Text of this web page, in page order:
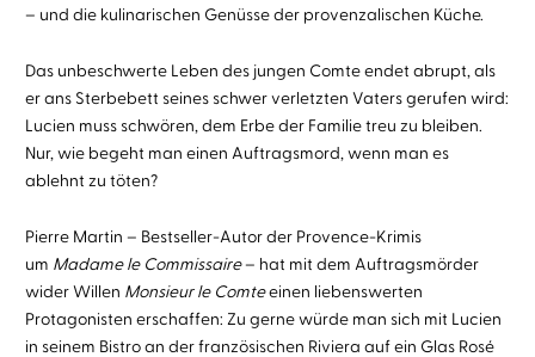
– und die kulinarischen Genüsse der provenzalischen Küche.
Das unbeschwerte Leben des jungen Comte endet abrupt, als
er ans Sterbebett seines schwer verletzten Vaters gerufen wird:
Lucien muss schwören, dem Erbe der Familie treu zu bleiben.
Nur, wie begeht man einen Auftragsmord, wenn man es
ablehnt zu töten?
Pierre Martin – Bestseller-Autor der Provence-Krimis
um Madame le Commissaire– hat mit dem Auftragsmörder
wider Willen Monsieur le Comteeinen liebenswerten
Protagonisten erschaffen: Zu gerne würde man sich mit Lucien
in seinem Bistro an der französischen Riviera auf ein Glas Rosé